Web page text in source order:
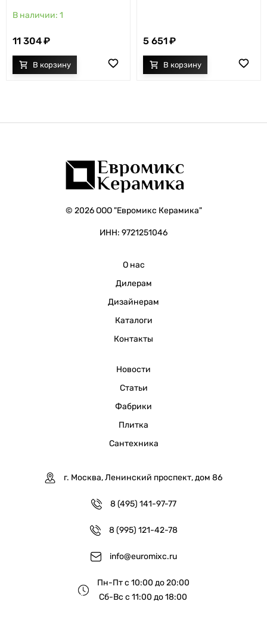
1
11 304 5 651
© 2026 ООО "Евромикс Керамика"
ИНН: 9721251046
О нас
Дилерам
Дизайнерам
Каталоги
Контакты
Новости
Статьи
Фабрики
Плитка
Сантехника
г. Москва, Ленинский проспект, дом 86
8 (495) 141-97-77
8 (995) 121-42-78
info@euromixc.ru
Пн-Пт с 10:00 до 20:00
Сб-Вс с 11:00 до 18:00